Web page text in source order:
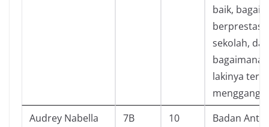
baik,
berprestasi
sekolah, dan
bagaimana
lakinya
Audrey Nabella
7B 10
Badan